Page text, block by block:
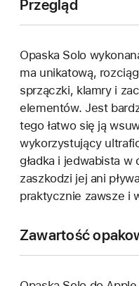
Przegląd
Opaska Solo
ma unikatową,
sprzączki, klamry i
elementów. Jest
tego łatwo się ją
wykorzystujący
gładka i jedwabista
zaszkodzi jej ani
praktycznie zawsze i
Zawartość